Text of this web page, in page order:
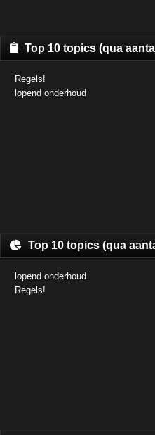
Top 10 topics (qua
Regels!
lopend onderhoud
Top 10 topics (qua
lopend onderhoud
Regels!